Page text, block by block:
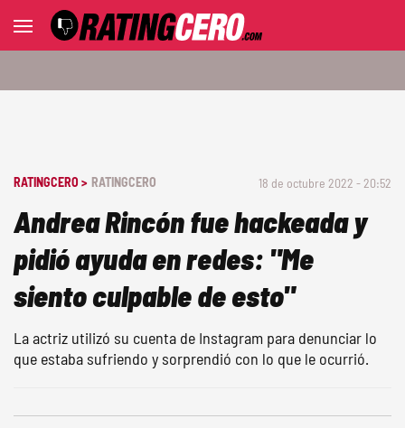
RATINGCERO > RATINGCERO 18 de octubre 2022 - 20:52
Andrea Rincón fue hackeada y
pidió ayuda en redes: "Me
siento culpable de esto"
La actriz utilizó su cuenta de Instagram para denunciar lo
que estaba sufriendo y sorprendió con lo que le ocurrió.